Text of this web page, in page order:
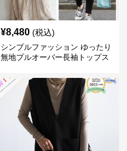
¥8,480 (税込)
シンプルファッション ゆったり
無地プルオーバー長袖トップス